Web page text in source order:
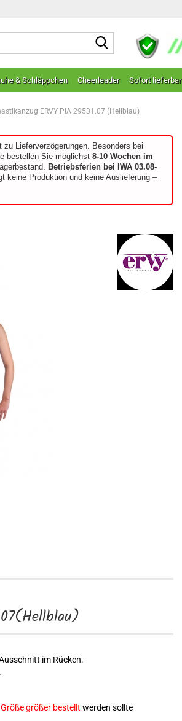
Suche...
& Schläppchen Cheerleader Sofort lieferbar
ERVY PIA 29531.07 (Hellblau)
zu Lieferverzögerungen. Besonders bei
bestellen Sie möglichst 8-10 Wochen im
Betriebsferien bei IWA 03.08-
keine Produktion und keine Auslieferung –
im Rücken.
größer bestellt werden sollte